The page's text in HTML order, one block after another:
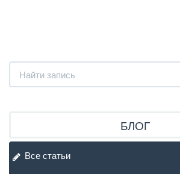
БЛОГ
Все статьи